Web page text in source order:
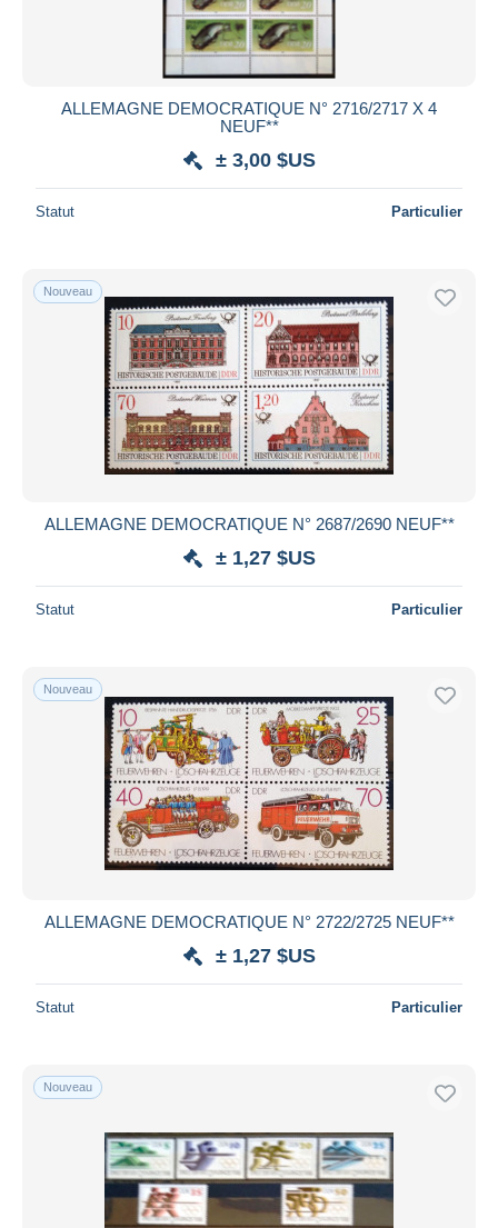
ALLEMAGNE DEMOCRATIQUE N° 2716/2717 X 4
NEUF**
± 3,00 $US
Statut Particulier
Nouveau
ALLEMAGNE DEMOCRATIQUE N° 2687/2690 NEUF**
± 1,27 $US
Statut Particulier
Nouveau
ALLEMAGNE DEMOCRATIQUE N° 2722/2725 NEUF**
± 1,27 $US
Statut Particulier
Nouveau